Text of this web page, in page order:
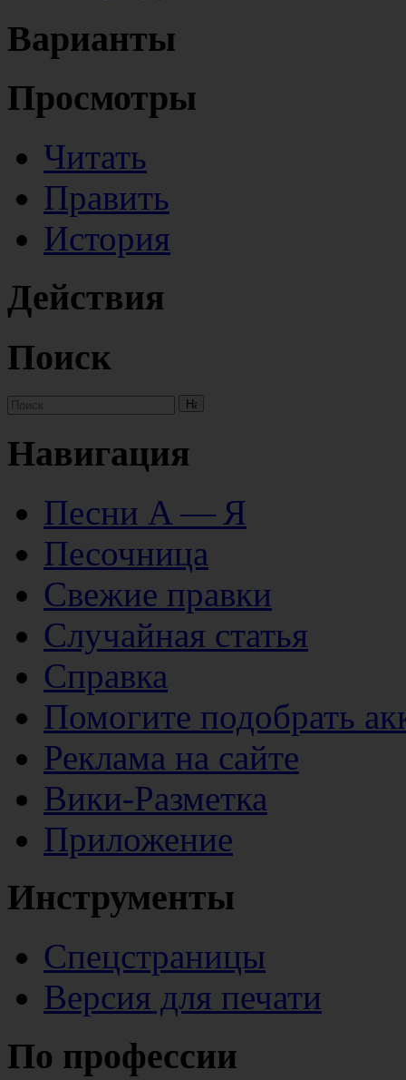
Варианты
Просмотры
Читать
Править
История
Действия
Поиск
Навигация
Песни А — Я
Песочница
Свежие правки
Случайная статья
Справка
Помогите подобрать
Реклама на сайте
Вики-Разметка
Приложение
Инструменты
Спецстраницы
Версия для печати
По профессии